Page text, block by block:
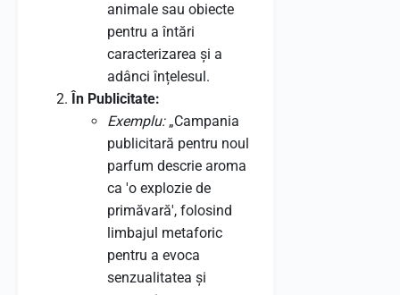
animale sau obiecte
pentru a întări
caracterizarea și a
adânci înțelesul.
În Publicitate:
Exemplu:„Campania
publicitară pentru noul
parfum descrie aroma
ca 'o explozie de
primăvară', folosind
limbajul metaforic
pentru a evoca
senzualitatea și